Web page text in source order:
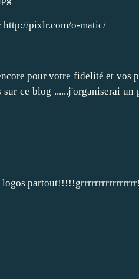
http://pixlr.com/o-matic/
pour votre fidelité et vos
ce blog ......j'organiserai
logos